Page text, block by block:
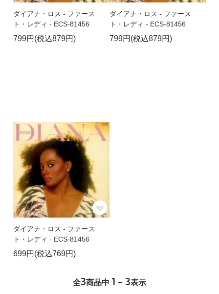
ダイアナ・ロス - ファース
ト・レディ - ECS-81456
799円(税込879円)
ダイアナ・ロス - ファース
ト・レディ - ECS-81456
799円(税込879円)
ダイアナ・ロス - ファース
ト・レディ - ECS-81456
699円(税込769円)
全3商品中 1 - 3表示